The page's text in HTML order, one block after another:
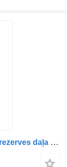
Rulment 90366-50033 cita transmisijas rezerves daļa paredzēts Toyota automašīnas